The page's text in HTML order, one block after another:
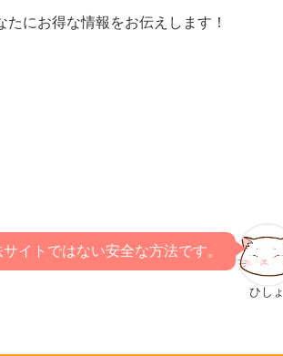
たにお得な情報をお伝えします！
ひしょ
イトではない安全な方法です。